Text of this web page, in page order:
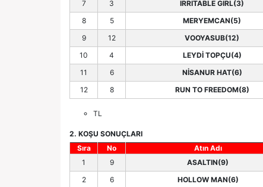
7
3 IRRITABLE GIRL(3)
8
5 MERYEMCAN(5)
9
12 VOOYASUB(12)
10
4 LEYDİ TOPÇU(4)
11
6 NİSANUR HAT(6)
12
8 RUN TO FREEDOM(8)
TL
2. KOŞU SONUÇLARI
Sıra
No Atın Adı
1
9 ASALTIN(9)
2
6 HOLLOW MAN(6)